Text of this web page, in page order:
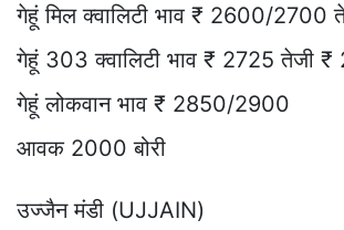
गेहूं मिल क्वालिटी भाव ₹ 2600/2700
गेहूं 303 क्वालिटी भाव ₹ 2725 तेजी ₹
गेहूं लोकवान भाव ₹ 2850/2900
आवक 2000 बोरी
उज्जैन मंडी (UJJAIN)